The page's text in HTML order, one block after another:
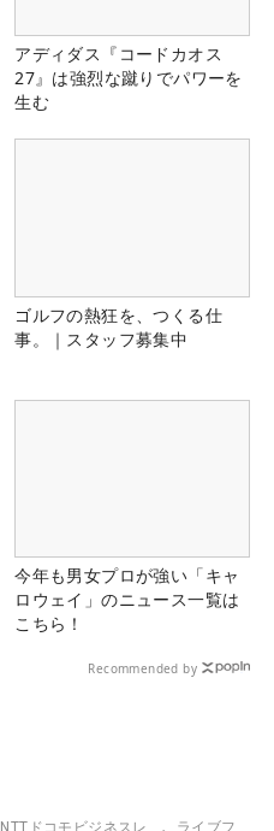
アディダス『コードカオス
27』は強烈な蹴りでパワーを
生む
ゴルフの熱狂を、つくる仕
事。｜スタッフ募集中
今年も男女プロが強い「キャ
ロウェイ」のニュース一覧は
こちら！
Recommended by
NTTドコモビジネスレ
ライブフ